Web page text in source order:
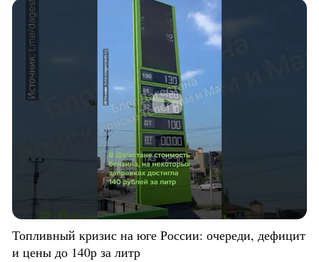
Топливный кризис на юге России: очереди, дефицит
и цены до 140р за литр